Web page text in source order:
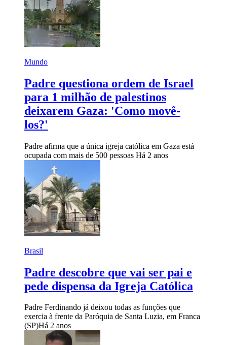
Mundo
Padre questiona ordem de Israel
para 1 milhão de palestinos
deixarem Gaza: 'Como movê-
los?'
Padre afirma que a única igreja católica em Gaza está
ocupada com mais de 500 pessoas Há 2 anos
Brasil
Padre descobre que vai ser pai e
pede dispensa da Igreja Católica
Padre Ferdinando já deixou todas as funções que
exercia à frente da Paróquia de Santa Luzia, em Franca
(SP)Há 2 anos